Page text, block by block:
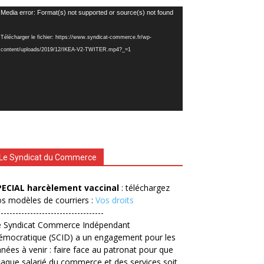
Media error: Format(s) not supported or source(s) not found
Télécharger le fichier: https://www.syndicat-commerce.fr/wp-
content/uploads/2019/12/IKEA-V2-TWITER.mp4?_=1
Le Syndicat du Commerce
harcèlement vaccinal : téléchargez
modèles de courriers : Vos droits
Syndicat Commerce Indépendant
(SCID) a un engagement pour les
à venir : faire face au patronat pour que